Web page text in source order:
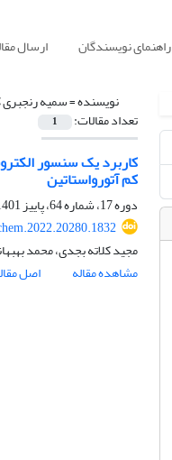
راهنمای نویسندگان ارسال
نویسنده =سمیه رنجبری
تعداد مقالات: 1
کاربرد یک سنسور
کم آتورواستاتین
دوره 17، شماره 64، پاییز 1401، صفحه
مجید کلاته بجدی، محمد
مشاهده مقاله
اصل